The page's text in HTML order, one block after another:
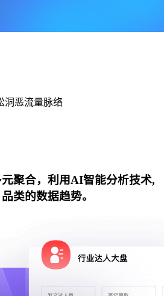
洞恶流量脉络
聚合，利用AI智能分析技术,
类的数据趋势。